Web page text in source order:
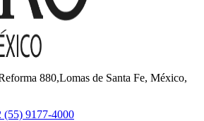
880,Lomas de Santa Fe, México,
(55) 9177-4000